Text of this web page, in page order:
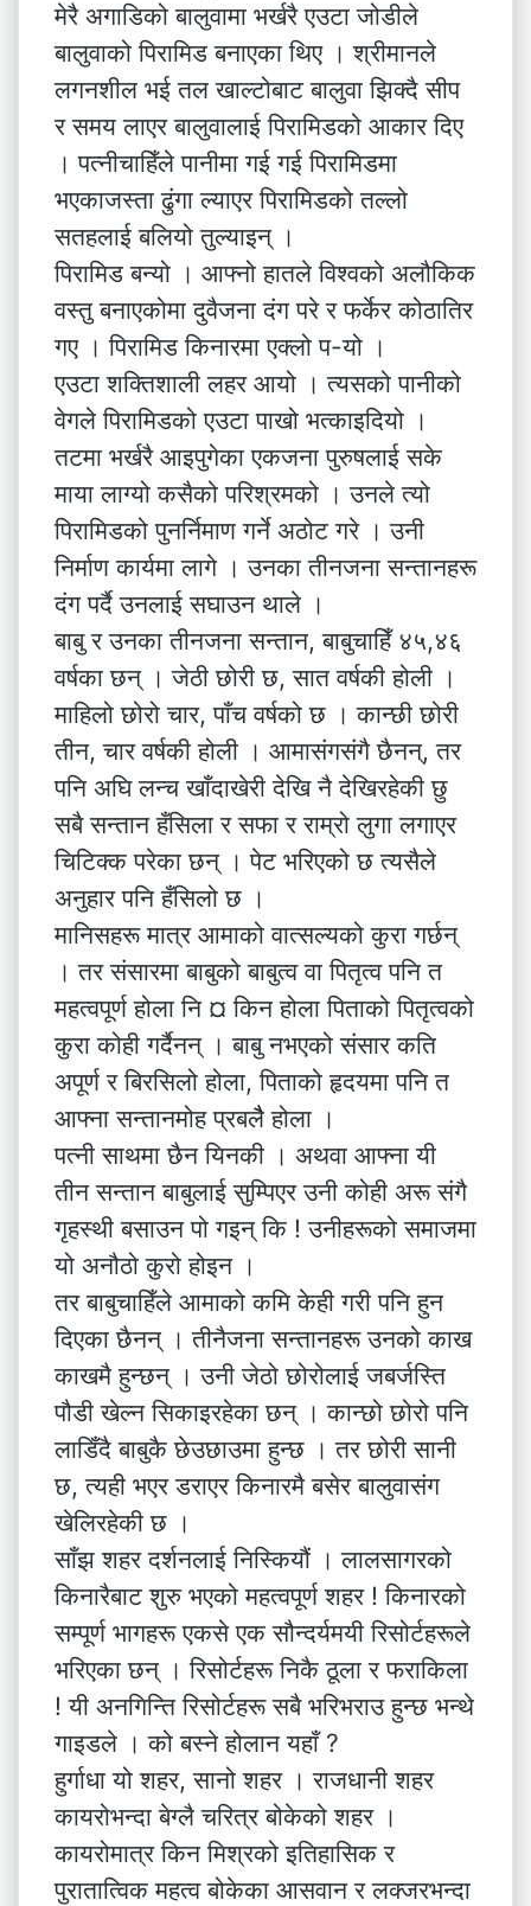
मेरै अगाडिको बालुवामा भर्खरै एउटा जोडीले
बालुवाको पिरामिड बनाएका थिए । श्रीमानले
लगनशील भई तल खाल्टोबाट बालुवा झिक्दै सीप
र समय लाएर बालुवालाई पिरामिडको आकार दिए
। पत्नीचाहिँले पानीमा गई गई पिरामिडमा
भएकाजस्ता ढुंगा ल्याएर पिरामिडको तल्लो
सतहलाई बलियो तुल्याइन् ।
पिरामिड बन्यो । आफ्नो हातले विश्वको अलौकिक
वस्तु बनाएकोमा दुवैजना दंग परे र फर्केर कोठातिर
गए । पिरामिड किनारमा एक्लो प-यो ।
एउटा शक्तिशाली लहर आयो । त्यसको पानीको
वेगले पिरामिडको एउटा पाखो भत्काइदियो ।
तटमा भर्खरै आइपुगेका एकजना पुरुषलाई सके
माया लाग्यो कसैको परिश्रमको । उनले त्यो
पिरामिडको पुनर्निमाण गर्ने अठोट गरे । उनी
निर्माण कार्यमा लागे । उनका तीनजना सन्तानहरू
दंग पर्दै उनलाई सघाउन थाले ।
बाबु र उनका तीनजना सन्तान, बाबुचाहिँ ४५,४६
वर्षका छन् । जेठी छोरी छ, सात वर्षकी होली ।
माहिलो छोरो चार, पाँच वर्षको छ । कान्छी छोरी
तीन, चार वर्षकी होली । आमासंगसंगै छैनन्, तर
पनि अघि लन्च खाँदाखेरी देखि नै देखिरहेकी छु
सबै सन्तान हँसिला र सफा र राम्रो लुगा लगाएर
चिटिक्क परेका छन् । पेट भरिएको छ त्यसैले
अनुहार पनि हँसिलो छ ।
मानिसहरू मात्र आमाको वात्सल्यको कुरा गर्छन्
। तर संसारमा बाबुको बाबुत्व वा पितृत्व पनि त
महत्वपूर्ण होला नि ¤ किन होला पिताको पितृत्वको
कुरा कोही गर्दैनन् । बाबु नभएको संसार कति
अपूर्ण र बिरसिलो होला, पिताको हृदयमा पनि त
आफ्ना सन्तानमोह प्रबलैै होला ।
पत्नी साथमा छैन यिनकी । अथवा आफ्ना यी
तीन सन्तान बाबुलाई सुम्पिएर उनी कोही अरू संगै
गृहस्थी बसाउन पो गइन् कि ! उनीहरूको समाजमा
यो अनौठो कुरो होइन ।
तर बाबुचाहिँले आमाको कमि केही गरी पनि हुन
दिएका छैनन् । तीनैजना सन्तानहरू उनको काख
काखमै हुन्छन् । उनी जेठो छोरोलाई जबर्जस्ति
पौडी खेल्न सिकाइरहेका छन् । कान्छो छोरो पनि
लाडिँदै बाबुकै छेउछाउमा हुन्छ । तर छोरी सानी
छ, त्यही भएर डराएर किनारमै बसेर बालुवासंग
खेलिरहेकी छ ।
साँझ शहर दर्शनलाई निस्कियौं । लालसागरको
किनारैबाट शुरु भएको महत्वपूर्ण शहर ! किनारको
सम्पूर्ण भागहरू एकसे एक सौन्दर्यमयी रिसोर्टहरूले
भरिएका छन् । रिसोर्टहरू निकै ठूला र फराकिला
! यी अनगिन्ति रिसोर्टहरू सबै भरिभराउ हुन्छ भन्थे
गाइडले । को बस्ने होलान यहाँ ?
हुर्गाधा यो शहर, सानो शहर । राजधानी शहर
कायरोभन्दा बेग्लै चरित्र बोकेको शहर ।
कायरोमात्र किन मिश्रको इतिहासिक र
पुरातात्विक महत्व बोकेका आसवान र लक्जरभन्दा